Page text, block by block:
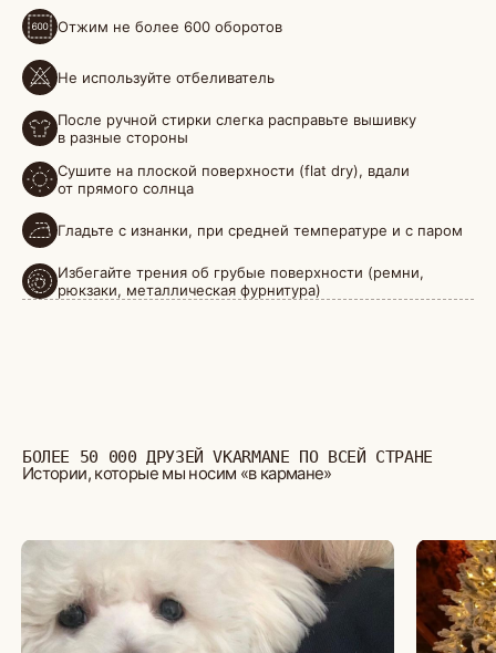
Отжим не более 600 оборотов
Не используйте отбеливатель
После ручной стирки слегка расправьте вышивку
в разные стороны
Сушите на плоской поверхности (flat dry), вдали
от прямого солнца
Гладьте с изнанки, при средней температуре и с паром
Избегайте трения об грубые поверхности (ремни,
рюкзаки, металлическая фурнитура)
БОЛЕЕ 50 000 ДРУЗЕЙ VKARMANE ПО ВСЕЙ СТРАНЕ
Истории, которые мы носим «в кармане»
БОЛЬШЕ ОТЗЫВОВ